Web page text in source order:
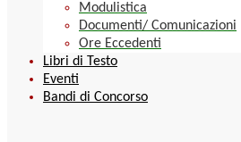
Modulistica
Documenti/ Comunicazioni
Ore Eccedenti
Libri di Testo
Eventi
Bandi di Concorso